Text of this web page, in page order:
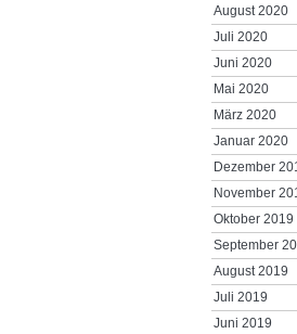
August 2020
Juli 2020
Juni 2020
Mai 2020
März 2020
Januar 2020
Dezember
November
Oktober 2019
September
August 2019
Juli 2019
Juni 2019